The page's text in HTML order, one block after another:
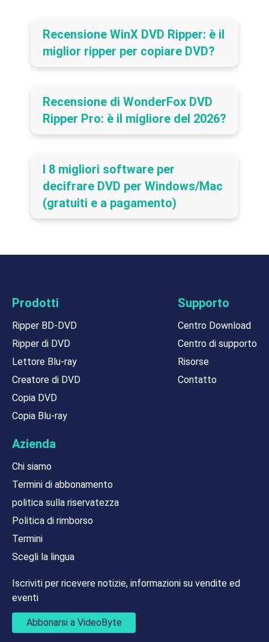
Recensione WinX DVD Ripper: è il
miglior ripper per copiare DVD?
Recensione di WonderFox DVD
Ripper Pro: è il migliore del 2026?
I 8 migliori software per
decifrare DVD per Windows/Mac
(gratuiti e a pagamento)
Prodotti
Ripper BD-DVD
Ripper di DVD
Lettore Blu-ray
Creatore di DVD
Copia DVD
Copia Blu-ray
Supporto
Centro Download
Centro di supporto
Risorse
Contatto
Azienda
Chi siamo
Termini di abbonamento
politica sulla riservatezza
Politica di rimborso
Termini
Scegli la lingua
Iscriviti per ricevere notizie, informazioni su vendite ed
eventi
Abbonarsi a VideoByte